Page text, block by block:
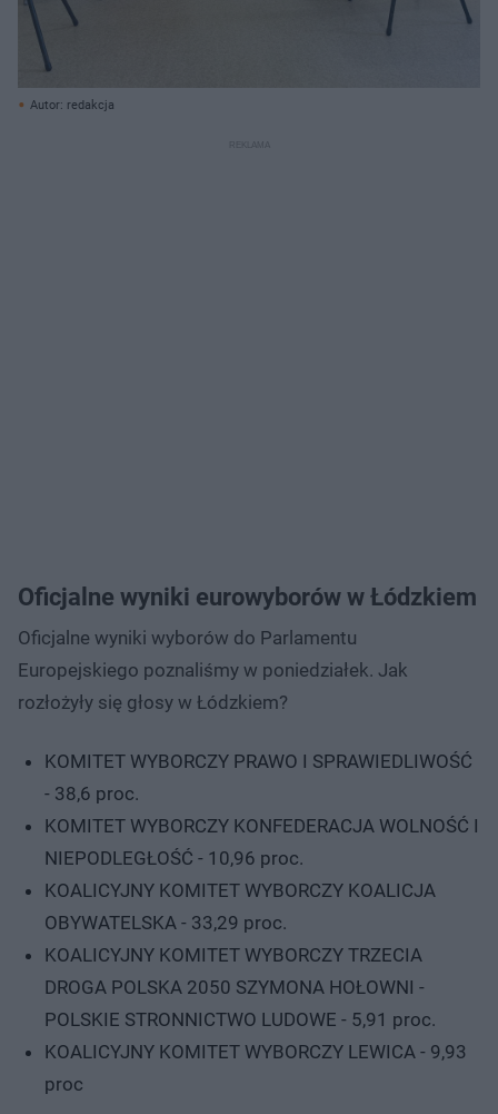
Autor: redakcja
Oficjalne wyniki eurowyborów w Łódzkiem
Oficjalne wyniki wyborów do Parlamentu
Europejskiego poznaliśmy w poniedziałek. Jak
rozłożyły się głosy w Łódzkiem?
KOMITET WYBORCZY PRAWO I SPRAWIEDLIWOŚĆ
- 38,6 proc.
KOMITET WYBORCZY KONFEDERACJA WOLNOŚĆ I
NIEPODLEGŁOŚĆ - 10,96 proc.
KOALICYJNY KOMITET WYBORCZY KOALICJA
OBYWATELSKA - 33,29 proc.
KOALICYJNY KOMITET WYBORCZY TRZECIA
DROGA POLSKA 2050 SZYMONA HOŁOWNI -
POLSKIE STRONNICTWO LUDOWE - 5,91 proc.
KOALICYJNY KOMITET WYBORCZY LEWICA - 9,93
proc